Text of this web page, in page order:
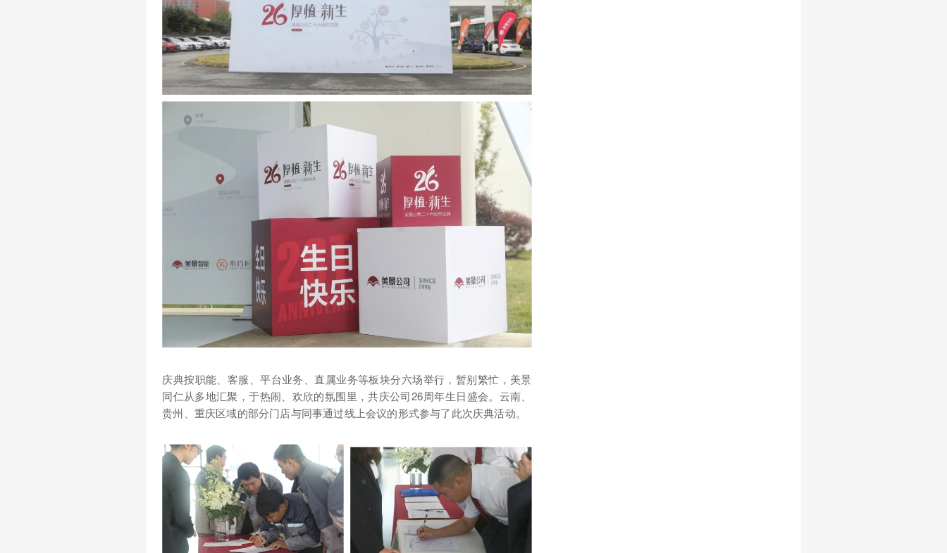
庆典按职能、客服、平台业务、直属业务等板块分六场举行，暂别繁忙，美景
同仁从多地汇聚，于热闹、欢欣的氛围里，共庆公司26周年生日盛会。云南、
贵州、重庆区域的部分门店与同事通过线上会议的形式参与了此次庆典活动。